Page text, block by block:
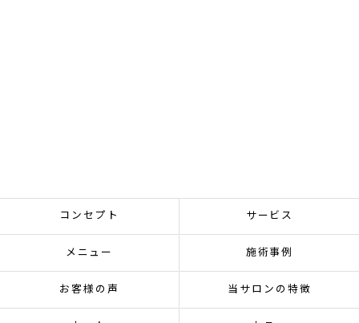
コンセプト サービス
メニュー 施術事例
お客様の声 当サロンの特徴